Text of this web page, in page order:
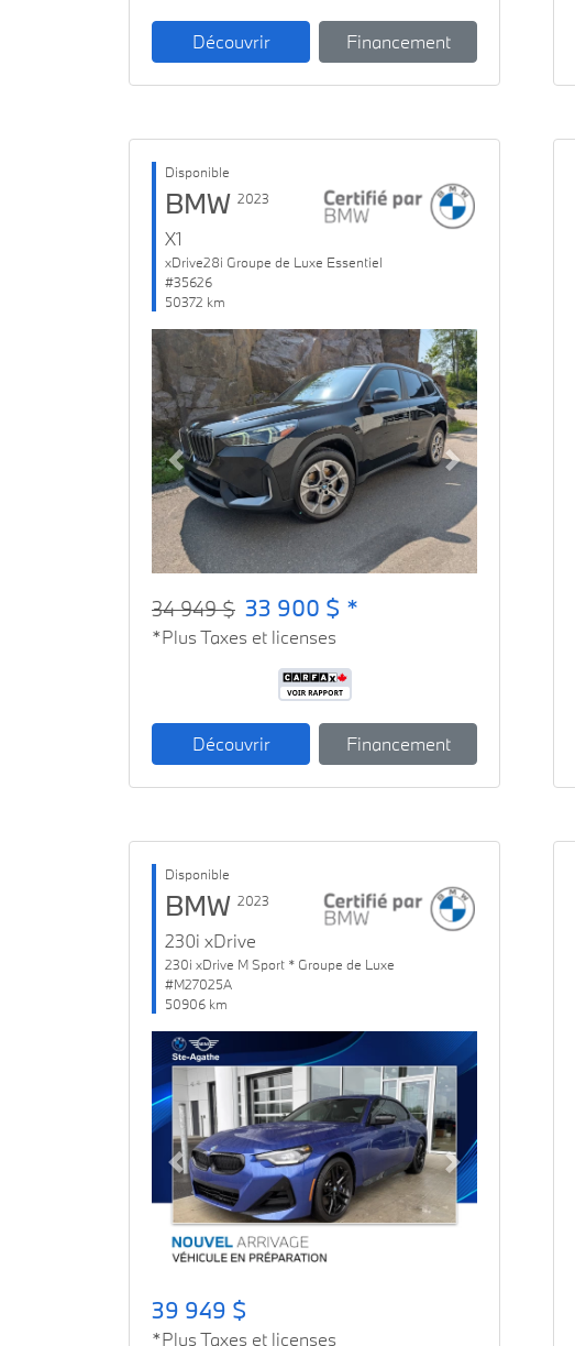
Découvrir Financement
Disponible
BMW 2023
X1
xDrive28i Groupe de Luxe Essentiel
#35626
50372 km
Previous Next
34 949 $ 33 900 $ *
*Plus Taxes et licenses
Découvrir Financement
Disponible
BMW 2023
230i xDrive
230i xDrive M Sport * Groupe de Luxe
#M27025A
50906 km
Previous Next
39 949 $
*Plus Taxes et licenses